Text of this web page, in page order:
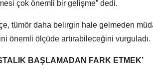
çok önemli bir gelişme” dedi.
tümör daha belirgin hale gelmeden
önemli ölçüde artırabileceğini vurguladı.
BAŞLAMADAN FARK ETMEK’